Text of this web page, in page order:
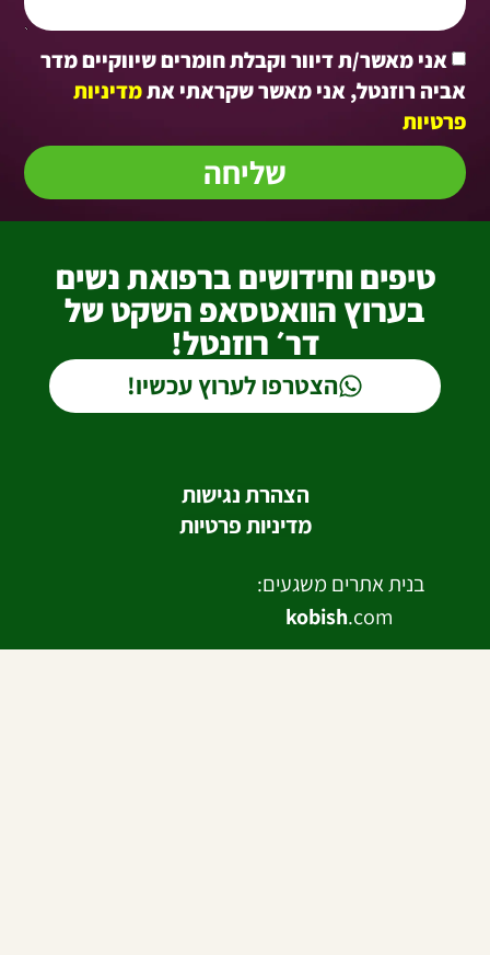
אני מאשר/ת דיוור וקבלת חומרים שיווקיים מדר
רוזנטל, אני מאשר שקראתי אתמדיניות
שליחה
טיפים וחידושים ברפואת נשים
בערוץ הוואטסאפ השקט של
דר׳ רוזנטל!
הצטרפו לערוץ עכשיו!
הצהרת נגישות
מדיניות פרטיות
בנית אתרים משגעים:
kobish.com